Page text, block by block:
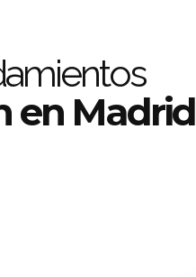
en Madrid